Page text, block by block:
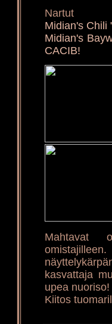
Nartut
Midian's Chili
Midian's
CACIB!
Mahtavat
kasvattaja
upea nuoriso!
Kiitos